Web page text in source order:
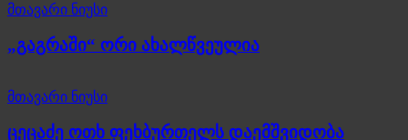
მთავარი ნიუსი
„გაგრაში“ ორი ახალწვეულია
მთავარი ნიუსი
ცეცაძე ოთხ ფეხბურთელს დაემშვიდობა